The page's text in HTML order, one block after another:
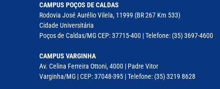
CAMPUS POÇOS DE CALDAS
Rodovia José Aurélio Vilela, 11999 (BR 267 Km 533)
Cidade Universitária
Poços de Caldas/MG CEP: 37715-400 | Telefone: (35) 3697-4600
CAMPUS VARGINHA
Av. Celina Ferreira Ottoni, 4000 | Padre Vitor
Varginha/MG | CEP: 37048-395 | Telefone: (35) 3219 8628